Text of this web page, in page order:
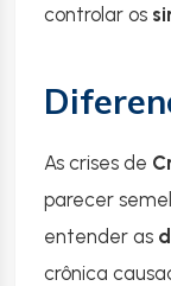
controlar os
As crises de
parecer
entender as
crônica